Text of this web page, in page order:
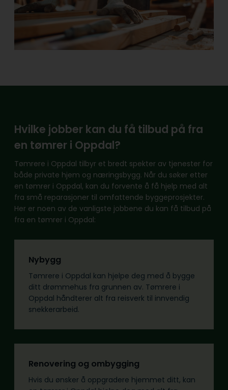
Hvilke jobber kan du få tilbud på fra
en tømrer i Oppdal?
Tømrere i Oppdal tilbyr et bredt spekter av tjenester for
både private hjem og næringsbygg. Når du søker etter
en tømrer i Oppdal, kan du forvente å få hjelp med alt
fra små reparasjoner til omfattende byggeprosjekter.
Her er noen av de vanligste jobbene du kan få tilbud på
fra en tømrer i Oppdal:
Nybygg
Tømrere i Oppdal kan hjelpe deg med å bygge
ditt drømmehus fra grunnen av. Tømrere i
Oppdal håndterer alt fra reisverk til innvendig
snekkerarbeid.
Renovering og ombygging
Hvis du ønsker å oppgradere hjemmet ditt, kan